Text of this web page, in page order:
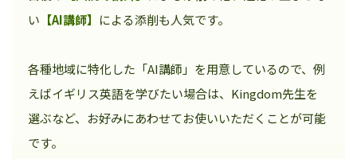
い 【AI講師】 による添削も人気です。
各種地域に特化した「AI講師」を用意しているので、例
えばイギリス英語を学びたい場合は、Kingdom先生を
選ぶなど、お好みにあわせてお使いいただくことが可能
です。